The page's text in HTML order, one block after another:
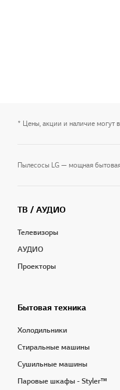
* Цены, акции и наличие могут
ТВ / АУДИО
Телевизоры
АУДИО
Проекторы
Бытовая техника
Холодильники
Стиральные машины
Сушильные машины
Паровые шкафы - Styler™